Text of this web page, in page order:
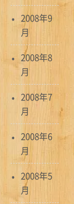
2008年9
月
2008年8
月
2008年7
月
2008年6
月
2008年5
月